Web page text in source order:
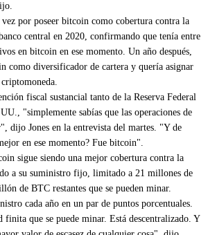
por poseer bitcoin como cobertura contra la
central en 2020, confirmando que tenía entre
en bitcoin en ese momento. Un año después,
como diversificador de cartera y quería asignar
fiscal sustancial tanto de la Reserva Federal
"simplemente sabías que las operaciones de
dijo Jones en la entrevista del martes. "Y de
en ese momento? Fue bitcoin".
sigue siendo una mejor cobertura contra la
a su suministro fijo, limitado a 21 millones de
de BTC restantes que se pueden minar.
cada año en un par de puntos porcentuales.
que se puede minar. Está descentralizado. Y